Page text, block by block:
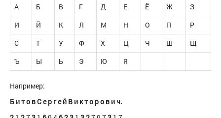
А
Б В Г Д Е Ё Ж
З
И
Й К Л М Н О П
Р
С
Т У Ф Х Ц Ч Ш
Щ
Ъ
Ы Ь Э Ю Я
Например:
Б и т о в С е р г е й В и к т о р о в и ч.